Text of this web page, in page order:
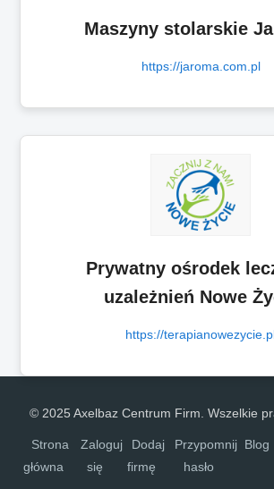
Maszyny stolarskie
https://jaroma.com.pl
Prywatny ośrodek
uzależnień Nowe
https://
© 2025 Axelbaz Centrum Firm. Wszelkie
Strona
główna
Zaloguj
się
Dodaj
firmę
Przypomnij
hasło
Blog